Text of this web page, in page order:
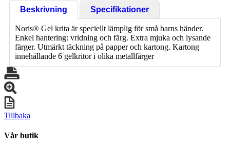
Beskrivning
Specifikationer
Noris® Gel krita är speciellt lämplig för små barns händer.
Enkel hantering: vridning och färg. Extra mjuka och lysande
färger. Utmärkt täckning på papper och kartong. Kartong
innehållande 6 gelkritor i olika metallfärger
Tillbaka
Vår butik